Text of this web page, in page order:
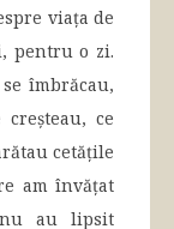
viața de
pentru o zi.
îmbrăcau,
ce
cetățile
am învățat
au lipsit